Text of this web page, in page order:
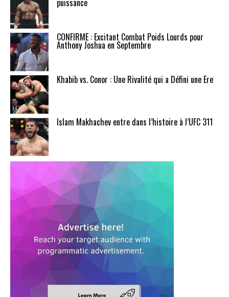
puissance
CONFIRMÉ : Excitant Combat Poids Lourds pour
Anthony Joshua en Septembre
Khabib vs. Conor : Une Rivalité qui a Défini une Ère
Islam Makhachev entre dans l’histoire à l’UFC 311